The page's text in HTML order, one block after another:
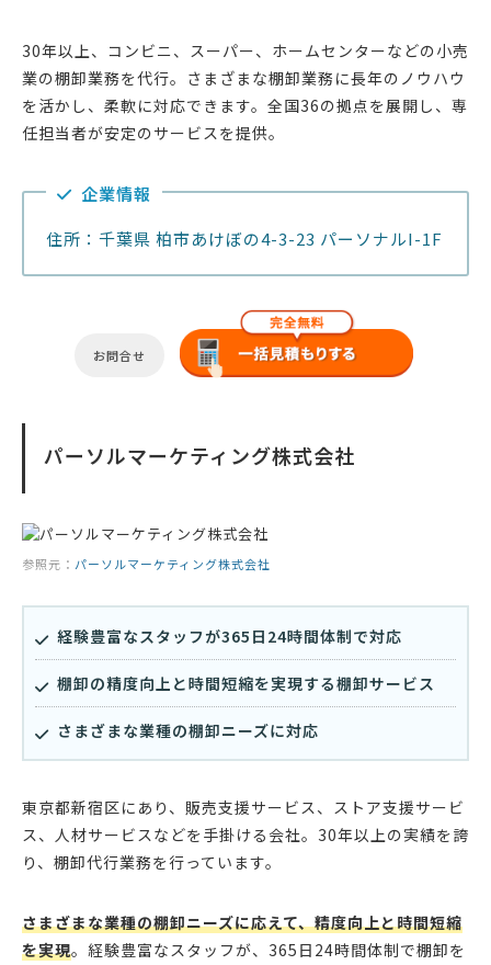
30年以上、コンビニ、スーパー、ホームセンターなどの小売
業の棚卸業務を代行。さまざまな棚卸業務に長年のノウハウ
を活かし、柔軟に対応できます。全国36の拠点を展開し、専
任担当者が安定のサービスを提供。
企業情報
住所：千葉県 柏市あけぼの4-3-23 パーソナルI-1F
お問合せ
パーソルマーケティング株式会社
参照元： パーソルマーケティング株式会社
経験豊富なスタッフが365日24時間体制で対応
棚卸の精度向上と時間短縮を実現する棚卸サービス
さまざまな業種の棚卸ニーズに対応
東京都新宿区にあり、販売支援サービス、ストア支援サービ
ス、人材サービスなどを手掛ける会社。30年以上の実績を誇
り、棚卸代行業務を行っています。
さまざまな業種の棚卸ニーズに応えて、精度向上と時間短縮
を実現。経験豊富なスタッフが、365日24時間体制で棚卸を